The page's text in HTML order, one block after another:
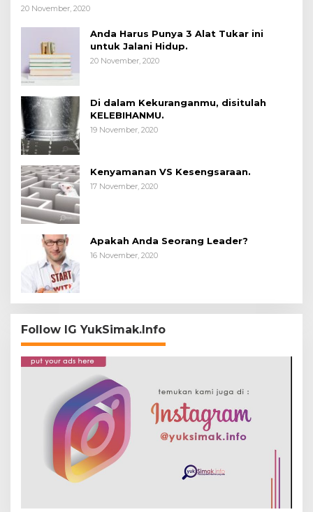
20 November, 2020
Anda Harus Punya 3 Alat Tukar ini
untuk Jalani Hidup.
20 November, 2020
Di dalam Kekuranganmu, disitulah
KELEBIHANMU.
19 November, 2020
Kenyamanan VS Kesengsaraan.
17 November, 2020
Apakah Anda Seorang Leader?
16 November, 2020
Follow IG YukSimak.Info